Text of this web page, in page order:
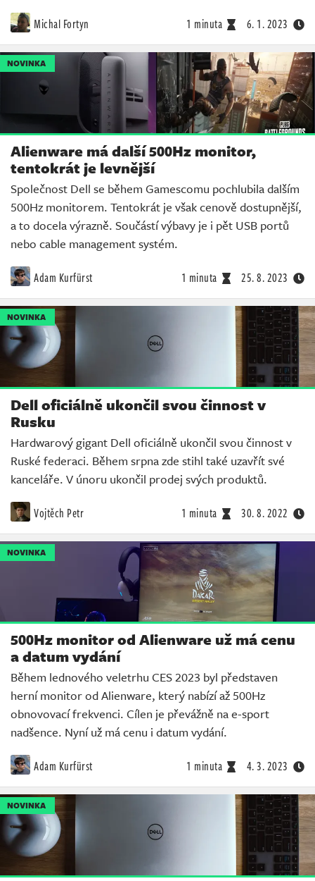
Michal Fortyn 1 minuta 6. 1. 2023
NOVINKA
Alienware má další 500Hz monitor,
tentokrát je levnější
Společnost Dell se během Gamescomu pochlubila dalším
500Hz monitorem. Tentokrát je však cenově dostupnější,
a to docela výrazně. Součástí výbavy je i pět USB portů
nebo cable management systém.
Adam Kurfürst 1 minuta 25. 8. 2023
NOVINKA
Dell oficiálně ukončil svou činnost v
Rusku
Hardwarový gigant Dell oficiálně ukončil svou činnost v
Ruské federaci. Během srpna zde stihl také uzavřít své
kanceláře. V únoru ukončil prodej svých produktů.
Vojtěch Petr 1 minuta 30. 8. 2022
NOVINKA
500Hz monitor od Alienware už má cenu
a datum vydání
Během lednového veletrhu CES 2023 byl představen
herní monitor od Alienware, který nabízí až 500Hz
obnovovací frekvenci. Cílen je převážně na e-sport
nadšence. Nyní už má cenu i datum vydání.
Adam Kurfürst 1 minuta 4. 3. 2023
NOVINKA